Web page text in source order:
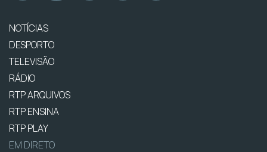
NOTÍCIAS
DESPORTO
TELEVISÃO
RÁDIO
RTP ARQUIVOS
RTP ENSINA
RTP PLAY
EM DIRETO